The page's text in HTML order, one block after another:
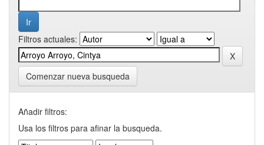
Filtros actuales:
Comenzar nueva busqueda
Añadir filtros:
Usa los filtros para afinar la busqueda.